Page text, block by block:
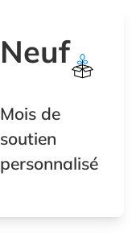
Neuf
Mois de
soutien
personnalisé